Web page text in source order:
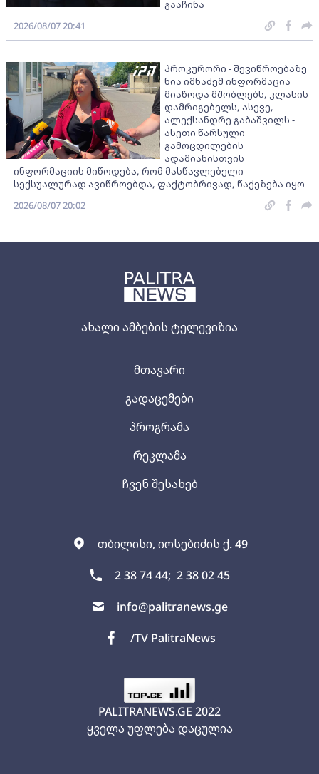
ახალი ამბების ტელევიზია
თბილისი, იოსებიძის ქ. 49
2 38 74 44; 2 38 02 45
info@palitranews.ge
/TV PalitraNews
მთავარი
გადაცემები
პროგრამა
რეკლამა
ჩვენ შესახებ
PALITRANEWS.GE 2022
ყველა უფლება დაცულია
გააჩინა
2026/08/07 20:41
პროკურორი - შევიწროებაზე
ნია იმნაძემ ინფორმაცია
მიაწოდა მშობლებს, კლასის
დამრიგებელს, ასევე,
ალექსანდრე გაბაშვილს -
ასეთი წარსული
გამოცდილების
ადამიანისთვის
ინფორმაციის მიწოდება, რომ მასწავლებელი
სექსუალურად ავიწროებდა, ფაქტობრივად, წაქეზება იყო
2026/08/07 20:02